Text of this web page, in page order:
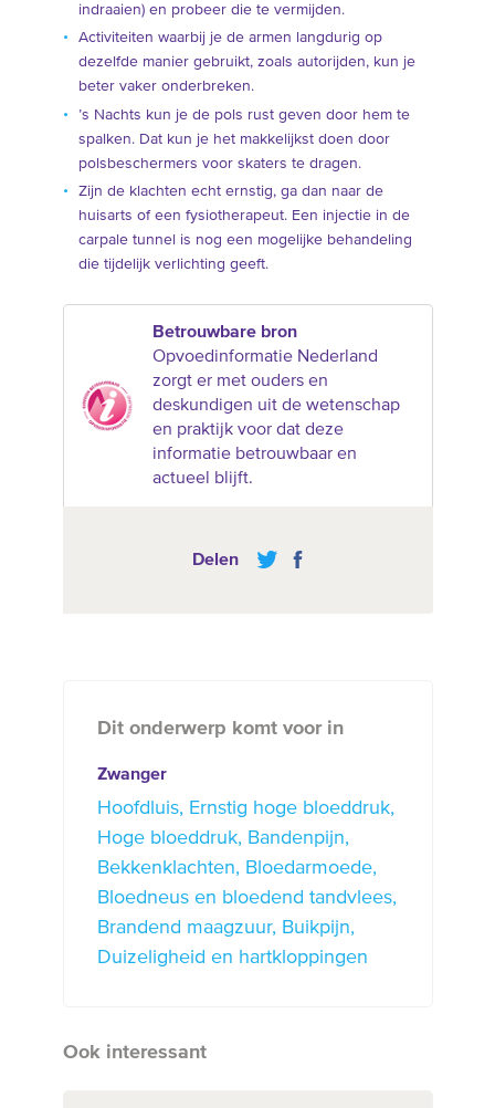
indraaien) en probeer die te vermijden.
Activiteiten waarbij je de armen langdurig op
dezelfde manier gebruikt, zoals autorijden, kun je
beter vaker onderbreken.
’s Nachts kun je de pols rust geven door hem te
spalken. Dat kun je het makkelijkst doen door
polsbeschermers voor skaters te dragen.
Zijn de klachten echt ernstig, ga dan naar de
huisarts of een fysiotherapeut. Een injectie in de
carpale tunnel is nog een mogelijke behandeling
die tijdelijk verlichting geeft.
Betrouwbare bron
Opvoedinformatie Nederland
zorgt er met ouders en
deskundigen uit de wetenschap
en praktijk voor dat deze
informatie betrouwbaar en
actueel blijft.
Delen
Dit onderwerp komt voor in
Zwanger
Hoofdluis
Ernstig hoge bloeddruk
Hoge bloeddruk
Bandenpijn
Bekkenklachten
Bloedarmoede
Bloedneus en bloedend tandvlees
Brandend maagzuur
Buikpijn
Duizeligheid en hartkloppingen
Ook interessant